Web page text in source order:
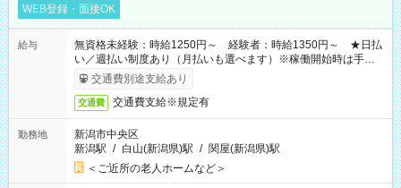
WEB登録・面接OK
給与
無資格未経験：時給1250円～ 経験者：時給1350円～ ★日払
い／週払い制度あり（月払いも選べます）※稼働開始時は手続き
完了次第のお支払いとなります。
交通費別途支給あり
交通費 交通費支給※規定有
勤務地
新潟市中央区
新潟駅 / 白山(新潟県)駅 / 関屋(新潟県)駅
＜ご近所の老人ホームなど＞